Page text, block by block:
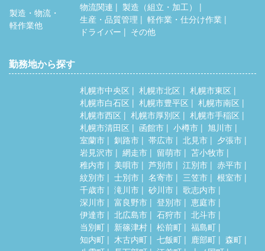
製造・物流・
軽作業他
物流関連
製造（組立・加工）
生産・品質管理
軽作業・仕分け作業
ドライバー
その他
勤務地から探す
札幌市中央区 札幌市北区
札幌市東区
札幌市白石区
札幌市豊平区
札幌市南区
札幌市西区
札幌市厚別区
札幌市手稲区
札幌市清田区
函館市 小樽市
旭川市
室蘭市
釧路市 帯広市 北見市
夕張市
岩見沢市
網走市 留萌市
苫小牧市
稚内市
美唄市 芦別市 江別市
赤平市
紋別市
士別市 名寄市 三笠市
根室市
千歳市
滝川市 砂川市
歌志内市
深川市
富良野市 登別市
恵庭市
伊達市
北広島市 石狩市
北斗市
当別町
新篠津村 松前町
福島町
知内町
木古内町 七飯町 鹿部町
森町